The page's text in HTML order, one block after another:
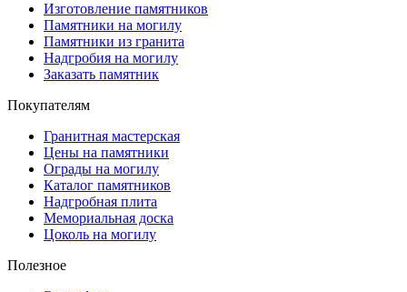
Изготовление памятников
Памятники на могилу
Памятники из гранита
Надгробия на могилу
Заказать памятник
Покупателям
Гранитная мастерская
Цены на памятники
Ограды на могилу
Каталог памятников
Надгробная плита
Мемориальная доска
Цоколь на могилу
Полезное